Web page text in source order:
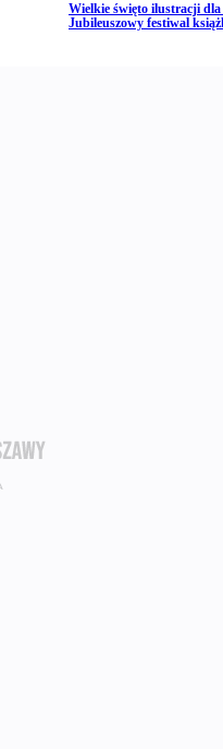
Wielkie święto ilustracji dla
Jubileuszowy festiwal